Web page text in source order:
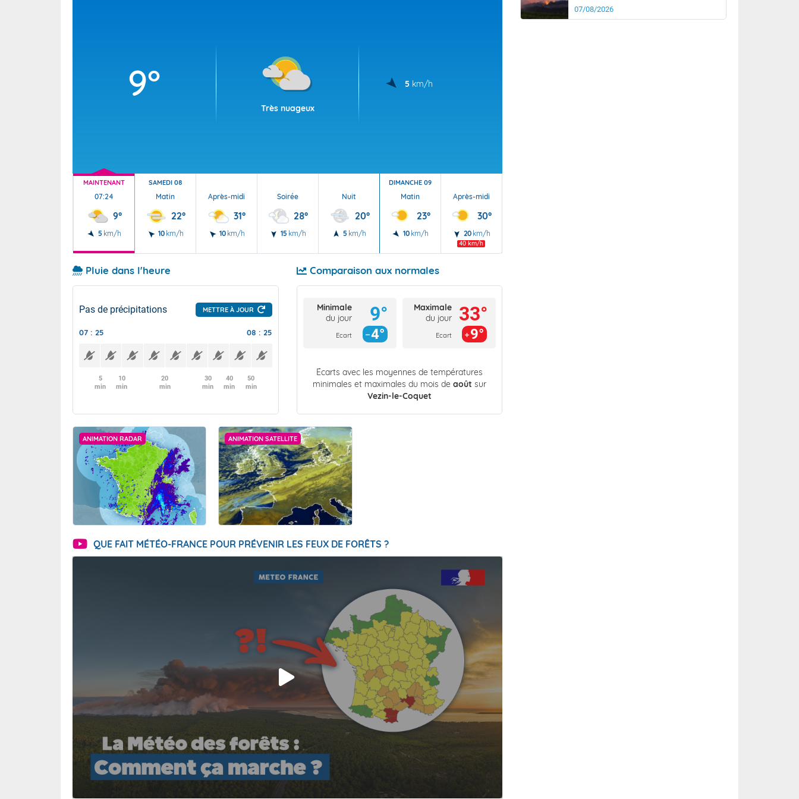
9°
Très nuageux
5 km/h
MAINTENANT
07:24
9°
5 km/h
SAMEDI 08
Matin
22°
10 km/h
Après-midi
31°
10 km/h
Soirée
28°
15 km/h
Nuit
20°
5 km/h
DIMANCHE 09
Matin
23°
10 km/h
Après-midi
30°
20 km/h
40 km/h
Pluie dans l'heure
Pas de précipitations METTRE À JOUR
07 : 25 08 : 25
5
min
10
min
20
min
30
min
40
min
50
min
Comparaison aux normales
Minimale
du jour
Ecart
9°
4°
Maximale
du jour
Ecart
33°
9°
Écarts avec les moyennes de températures
minimales et maximales du mois de août sur
Vezin-le-Coquet
ANIMATION RADAR ANIMATION SATELLITE
QUE FAIT MÉTÉO-FRANCE POUR PRÉVENIR LES FEUX DE FORÊTS ?
07/08/2026